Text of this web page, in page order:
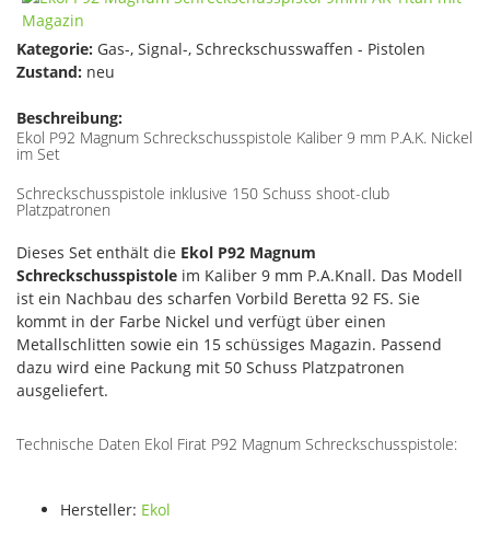
Kategorie: Gas-, Signal-, Schreckschusswaffen - Pistolen
Zustand: neu
Beschreibung:
Ekol P92 Magnum Schreckschusspistole Kaliber 9 mm P.A.K. Nickel
im Set
Schreckschusspistole inklusive 150 Schuss shoot-club
Platzpatronen
Dieses Set enthält die Ekol P92 Magnum
Schreckschusspistole im Kaliber 9 mm P.A.Knall. Das Modell
ist ein Nachbau des scharfen Vorbild Beretta 92 FS. Sie
kommt in der Farbe Nickel und verfügt über einen
Metallschlitten sowie ein 15 schüssiges Magazin. Passend
dazu wird eine Packung mit 50 Schuss Platzpatronen
ausgeliefert.
Technische Daten Ekol Firat P92 Magnum Schreckschusspistole:
Hersteller: Ekol